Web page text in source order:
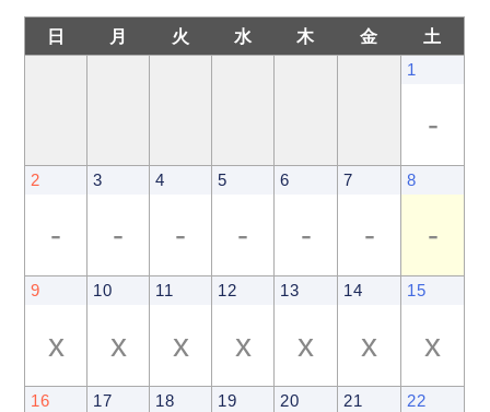
日 月 火 水 木 金 土
1
-
2
-
3
-
4
-
5
-
6
-
7
-
8
-
9
x
10
x
11
x
12
x
13
x
14
x
15
x
16 17 18 19 20 21 22